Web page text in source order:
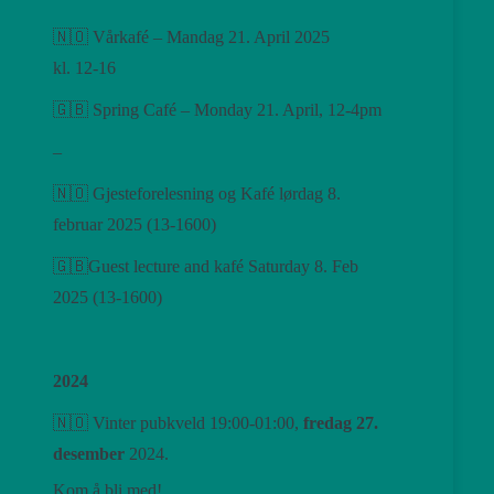
🇳🇴 Vårkafé – Mandag 21. April 2025
kl. 12-16
🇬🇧 Spring Café – Monday 21. April, 12-4pm
–
🇳🇴 Gjesteforelesning og Kafé lørdag 8.
februar 2025 (13-1600)
🇬🇧Guest lecture and kafé Saturday 8. Feb
2025 (13-1600)
2024
🇳🇴 Vinter pubkveld 19:00-01:00, fredag ​​27.
desember 2024.
Kom å bli med!